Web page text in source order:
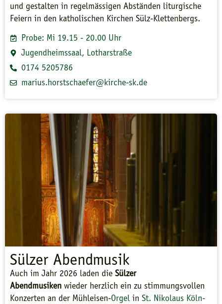
und gestalten in regelmässigen Abständen liturgische
Feiern in den katholischen Kirchen Sülz-Klettenbergs.
Probe: Mi 19.15 - 20.00 Uhr
Jugendheimssaal, Lotharstraße
0174 5205786
marius.horstschaefer@kirche-sk.de
Sülzer Abendmusik
Auch im Jahr 2026 laden die Sülzer
Abendmusiken wieder herzlich ein zu stimmungsvollen
Konzerten an der Mühleisen-Orgel in St. Nikolaus Köln-